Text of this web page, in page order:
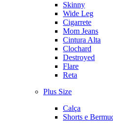
Skinny
Wide Leg
Cigarrete
Mom Jeans
Cintura Alta
Clochard
Destroyed
Flare
Reta
Plus Size
Calça
Shorts e